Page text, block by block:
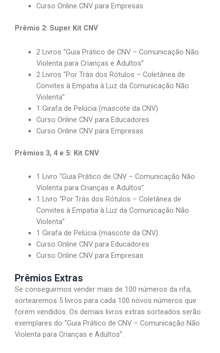
Curso Online CNV para Empresas
Prêmio 2: Super Kit CNV
2 Livros “Guia Prático de CNV – Comunicação Não
Violenta para Crianças e Adultos”
2 Livros “Por Trás dos Rótulos – Coletânea de
Convites à Empatia à Luz da Comunicação Não
Violenta”
1 Girafa de Pelúcia (mascote da CNV)
Curso Online CNV para Educadores
Curso Online CNV para Empresas
Prêmios 3, 4 e 5: Kit CNV
1 Livro “Guia Prático de CNV – Comunicação Não
Violenta para Crianças e Adultos”
1 Livro “Por Trás dos Rótulos – Coletânea de
Convites à Empatia à Luz da Comunicação Não
Violenta”
1 Girafa de Pelúcia (mascote da CNV)
Curso Online CNV para Educadores
Curso Online CNV para Empresas
Prêmios Extras
Se conseguirmos vender mais de 100 números da rifa,
sortearemos 5 livros para cada 100 novos números que
forem vendidos. Os demais livros extras sorteados serão
exemplares do “Guia Prático de CNV – Comunicação Não
Violenta para Crianças e Adultos”.